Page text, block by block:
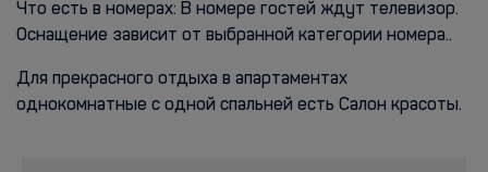
Что есть в номерах: В номере гостей ждут телевизор.
Оснащение зависит от выбранной категории номера..
Для прекрасного отдыха в апартаментах
однокомнатные с одной спальней есть Салон красоты.